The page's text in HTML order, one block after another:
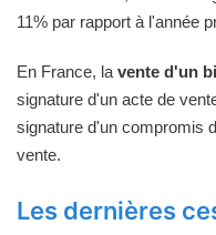
11% par rapport à l'année
En France, la vente d'un
signature d'un acte de
signature d'un compromis
vente.
Les dernières